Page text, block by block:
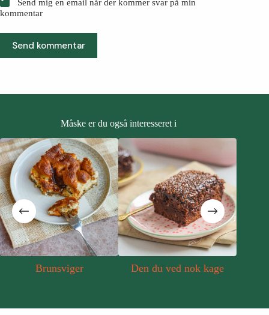
Send mig en email når der kommer svar på min
kommentar
Send kommentar
Måske er du også interesseret i
Brunsviger Den du ved nok kage